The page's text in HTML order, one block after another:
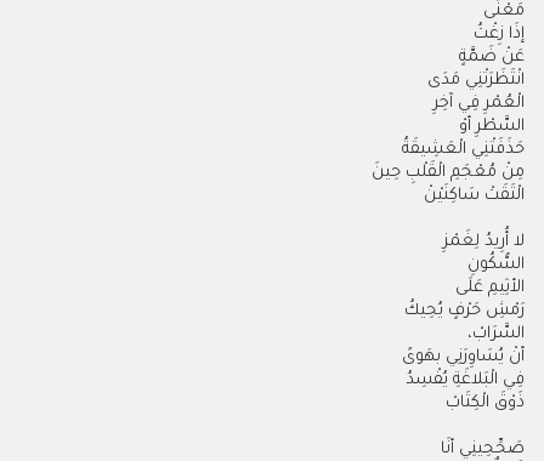
مَعْنَى
إذَا زِغْتُ
عَنْ ضَمَّةٍ
انْتَظَرَتْنِي مَدَى
الْعُمْرِ فِي آخِرِ
السَّطْرِ أوْ
حَذَفَتْنِي الْعَشِيقَةُ
مِنْ مُعْجَمِ الْقَلْبِ حِينَ
الْتَقَتْ سَاكِنَيْنْ
لا أُرِيدُ لِغَمْزِ
السُّكُونِ
الأثِيمِ عَلَى
رَمْشِ حَرْفٍ يُحِيكُ
السَّرَابْ،
أنْ يُسَاوِرَنِي بهَوىً
فِي الْبَلاغَةِ يُفْسِدُ
ذَوْقَ الْكِتَابْ
صَحِّحِينِي أنَا